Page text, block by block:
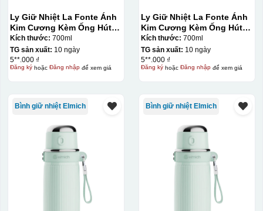
Ly Giữ Nhiệt La Fonte Ánh
Kim Cương Kèm Ống Hút-
700 ml-014687-GOL
Kích thước: 700ml
TG sản xuất: 10 ngày
5**.000 ₫
Đăng kýhoặc Đăng nhậpđể xem giá
Ly Giữ Nhiệt La Fonte Ánh
Kim Cương Kèm Ống Hút-
700 ml-014687-GOL
Kích thước: 700ml
TG sản xuất: 10 ngày
5**.000 ₫
Đăng kýhoặc Đăng nhậpđể xem giá
Bình giữ nhiệt Elmich Bình giữ nhiệt Elmich